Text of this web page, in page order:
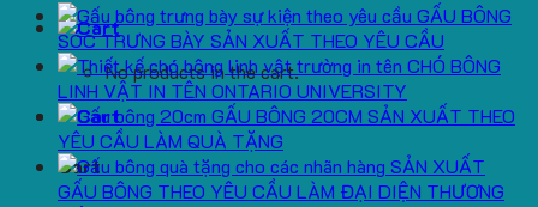
No products in the cart.
Cart
GẤU BÔNG
SÓC TRƯNG BÀY SẢN XUẤT THEO YÊU CẦU
CHÓ BÔNG
LINH VẬT IN TÊN ONTARIO UNIVERSITY
GẤU BÔNG 20CM SẢN XUẤT THEO
YÊU CẦU LÀM QUÀ TẶNG
SẢN XUẤT
GẤU BÔNG THEO YÊU CẦU LÀM ĐẠI DIỆN THƯƠNG